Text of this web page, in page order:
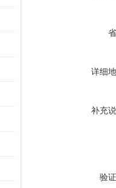
详细
补充
验